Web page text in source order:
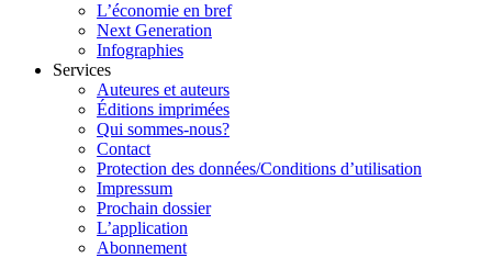
L’économie en bref
Next Generation
Infographies
Services
Auteures et auteurs
Éditions imprimées
Qui sommes-nous?
Contact
Protection des données/Conditions d’utilisation
Impressum
Prochain dossier
L’application
Abonnement